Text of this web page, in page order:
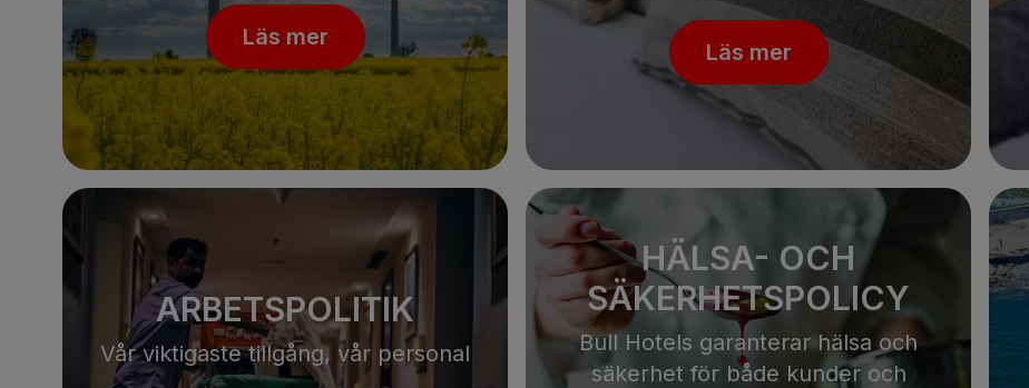
Läs mer
Läs mer
ARBETSPOLITIK
Vår viktigaste tillgång, vår personal
HÄLSA- OCH
SÄKERHETSPOLICY
Bull Hotels garanterar hälsa och
säkerhet för både kunder och